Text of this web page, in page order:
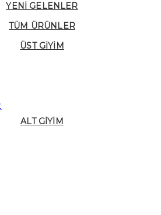
YENI GELENLER
TÜM ÜRÜNLER
ÜST GIYIM
ALT GIYIM